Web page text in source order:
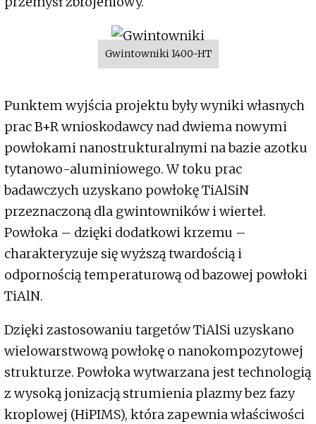
Gwintowniki 1400-HT
Punktem wyjścia projektu były wyniki własnych
prac B+R wnioskodawcy nad dwiema nowymi
powłokami nanostrukturalnymi na bazie azotku
tytanowo-aluminiowego. W toku prac
badawczych uzyskano powłokę TiAlSiN
przeznaczoną dla gwintowników i wierteł.
Powłoka – dzięki dodatkowi krzemu –
charakteryzuje się wyższą twardością i
odpornością temperaturową od bazowej powłoki
TiAlN.
Dzięki zastosowaniu targetów TiAlSi uzyskano
wielowarstwową powłokę o nanokompozytowej
strukturze. Powłoka wytwarzana jest technologią
z wysoką jonizacją strumienia plazmy bez fazy
kroplowej (HiPIMS), która zapewnia właściwości